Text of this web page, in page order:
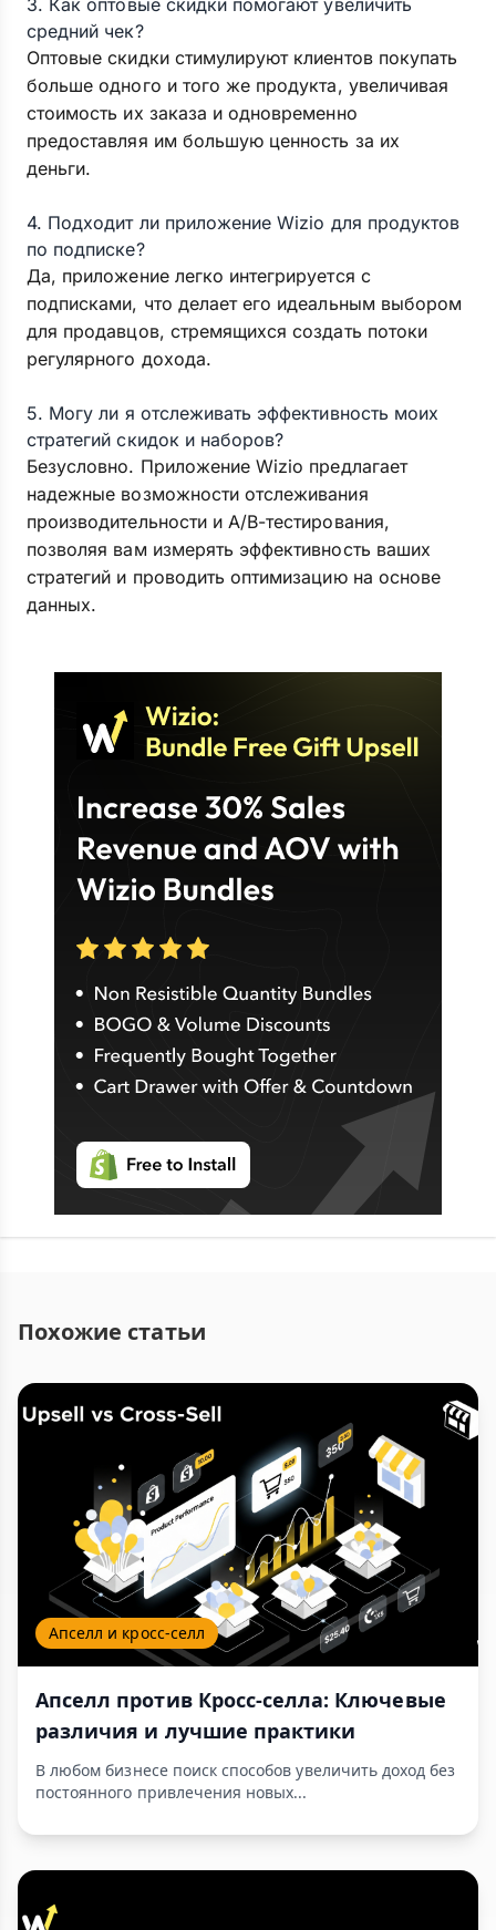
3. Как оптовые скидки помогают увеличить
средний чек?
Оптовые скидки стимулируют клиентов покупать
больше одного и того же продукта, увеличивая
стоимость их заказа и одновременно
предоставляя им большую ценность за их
деньги.
4. Подходит ли приложение Wizio для продуктов
по подписке?
Да, приложение легко интегрируется с
подписками, что делает его идеальным выбором
для продавцов, стремящихся создать потоки
регулярного дохода.
5. Могу ли я отслеживать эффективность моих
стратегий скидок и наборов?
Безусловно. Приложение Wizio предлагает
надежные возможности отслеживания
производительности и A/B-тестирования,
позволяя вам измерять эффективность ваших
стратегий и проводить оптимизацию на основе
данных.
Похожие статьи
Апселл и кросс-селл
Апселл против Кросс-селла: Ключевые
различия и лучшие практики
В любом бизнесе поиск способов увеличить доход без
постоянного привлечения новых...